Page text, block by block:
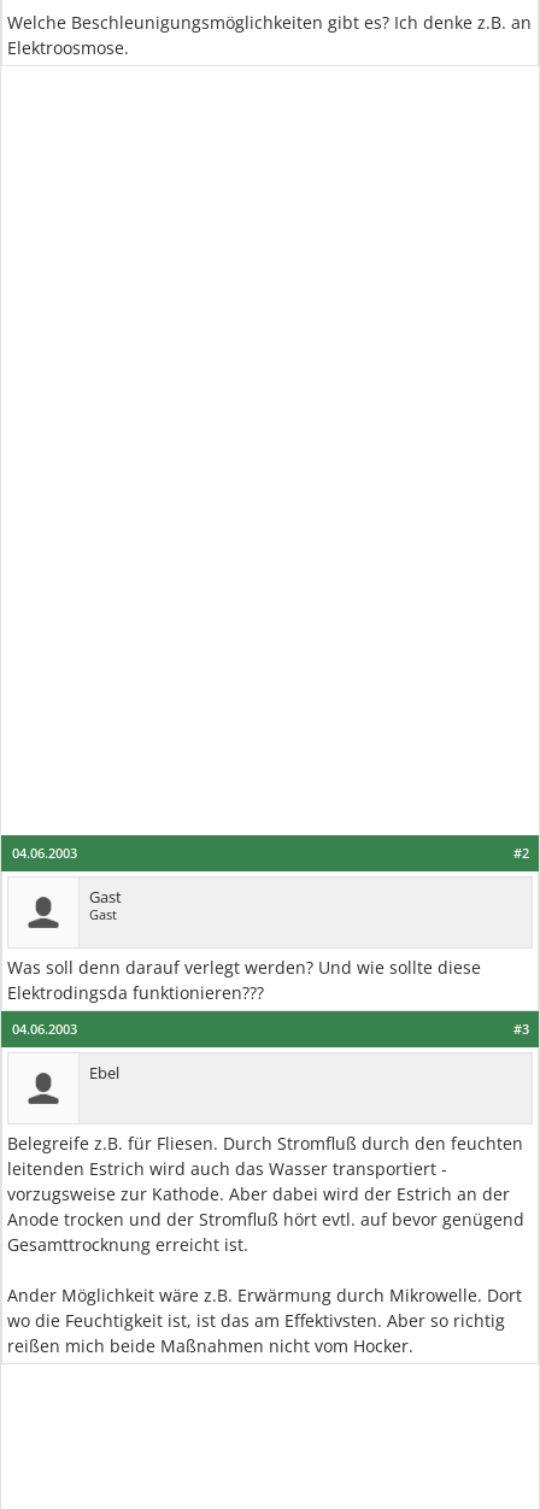
Welche Beschleunigungsmöglichkeiten gibt es? Ich denke z.B. an
Elektroosmose.
#2
04.06.2003
Gast
Gast
Was soll denn darauf verlegt werden? Und wie sollte diese
Elektrodingsda funktionieren???
#3
04.06.2003
Ebel
Belegreife z.B. für Fliesen. Durch Stromfluß durch den feuchten
leitenden Estrich wird auch das Wasser transportiert -
vorzugsweise zur Kathode. Aber dabei wird der Estrich an der
Anode trocken und der Stromfluß hört evtl. auf bevor genügend
Gesamttrocknung erreicht ist.
Ander Möglichkeit wäre z.B. Erwärmung durch Mikrowelle. Dort
wo die Feuchtigkeit ist, ist das am Effektivsten. Aber so richtig
reißen mich beide Maßnahmen nicht vom Hocker.